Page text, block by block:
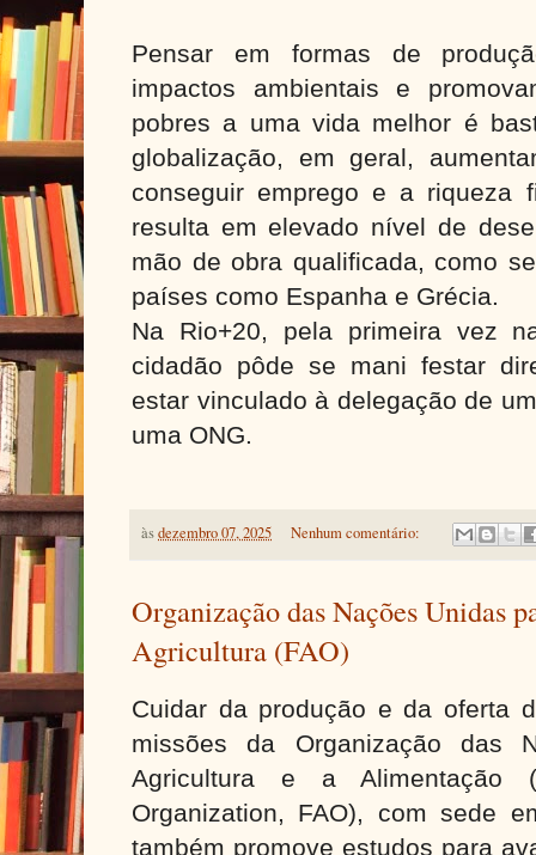
Pensar em formas de
impactos ambientais e
pobres a uma vida melhor é
globalização, em geral,
conseguir emprego e a riqueza
resulta em elevado nível de
mão de obra qualificada, como
países como Espanha e Grécia.
Na Rio+20, pela primeira vez
cidadão pôde se mani festar
estar vinculado à delegação de
uma ONG.
àsdezembro 07, 2025 Nenhum comentário:
Organização das Nações Unidas
Agricultura (FAO)
Cuidar da produção e da oferta
missões da Organização das
Agricultura e a Alimentação
Organization, FAO), com sede
também promove estudos para